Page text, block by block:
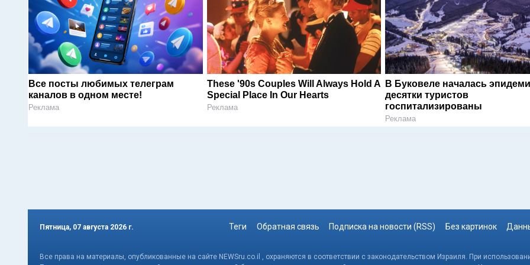
Все посты любимых телеграм
каналов в одном месте!
Реклама
These '90s Couples Will Always Hold A
Special Place In Our Hearts
Реклама
В Буковеле началась
десятки туристов
госпитализированы
Реклама
Пятница, 07 августа 2026 г. Теги Обратная связь Подписка на новости (RSS) Без картинок
Все права на материалы, опубликованные на сайте NEWSru.co.il , охраняются в соответствии с законодательством Израиля. При